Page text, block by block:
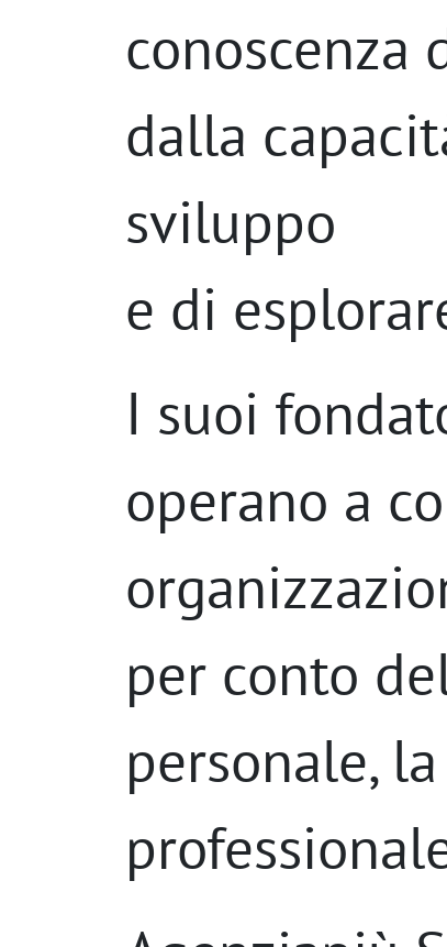
conoscenza
dalla
sviluppo
e di
I suoi
operano a
per conto
personale,